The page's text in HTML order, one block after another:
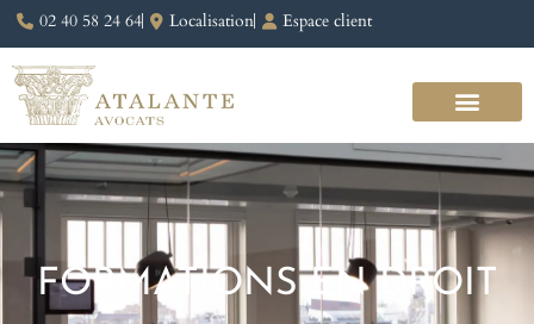
02 40 58 24 64 Localisation Espace client
FORMATIONS EN DROIT